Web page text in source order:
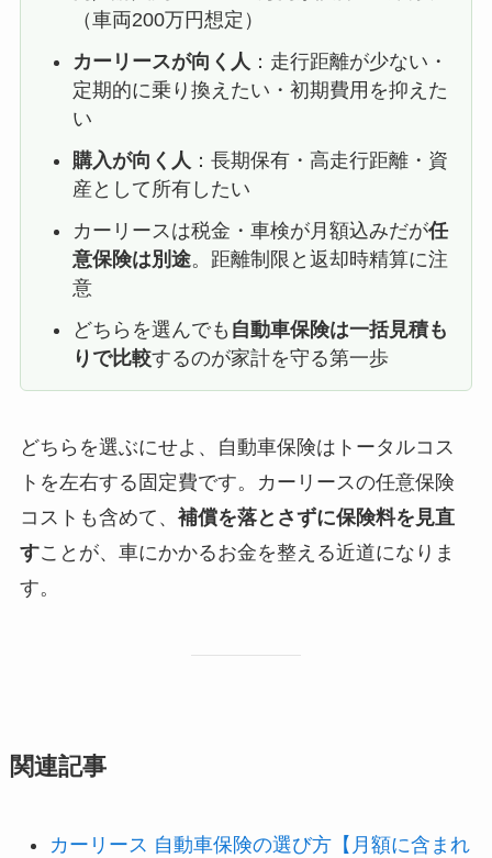
（車両200万円想定）
カーリースが向く人 ：走行距離が少ない・
定期的に乗り換えたい・初期費用を抑えた
い
購入が向く人 ：長期保有・高走行距離・資
産として所有したい
カーリースは税金・車検が月額込みだが任
意保険は別途。距離制限と返却時精算に注
意
どちらを選んでも 自動車保険は一括見積も
りで比較するのが家計を守る第一歩
どちらを選ぶにせよ、自動車保険はトータルコス
トを左右する固定費です。カーリースの任意保険
コストも含めて、 補償を落とさずに保険料を見直
すことが、車にかかるお金を整える近道になりま
す。
関連記事
カーリース 自動車保険の選び方【月額に含まれ